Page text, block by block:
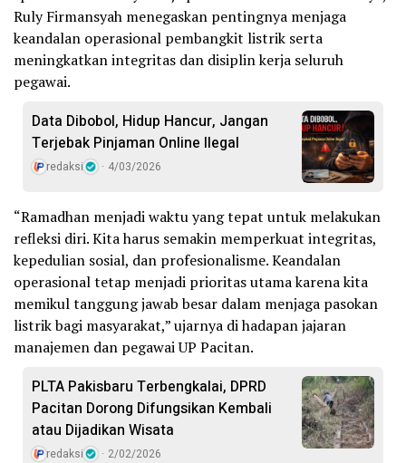
Ruly Firmansyah menegaskan pentingnya menjaga
keandalan operasional pembangkit listrik serta
meningkatkan integritas dan disiplin kerja seluruh
pegawai.
Data Dibobol, Hidup Hancur, Jangan
Terjebak Pinjaman Online Ilegal
redaksi 4/03/2026
“Ramadhan menjadi waktu yang tepat untuk melakukan
refleksi diri. Kita harus semakin memperkuat integritas,
kepedulian sosial, dan profesionalisme. Keandalan
operasional tetap menjadi prioritas utama karena kita
memikul tanggung jawab besar dalam menjaga pasokan
listrik bagi masyarakat,” ujarnya di hadapan jajaran
manajemen dan pegawai UP Pacitan.
PLTA Pakisbaru Terbengkalai, DPRD
Pacitan Dorong Difungsikan Kembali
atau Dijadikan Wisata
redaksi 2/02/2026